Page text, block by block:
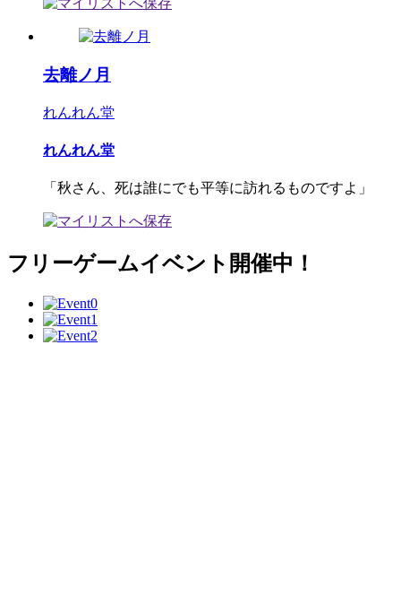
去離ノ月
れんれん堂
れんれん堂
「秋さん、死は誰にでも平等に訪れるものですよ」
フリーゲームイベント開催中！